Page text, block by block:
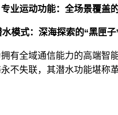
业运动功能：全场景覆盖
水模式：深海探索的“黑匣子
有全域通信能力的高端智
不失联，其潜水功能堪称革